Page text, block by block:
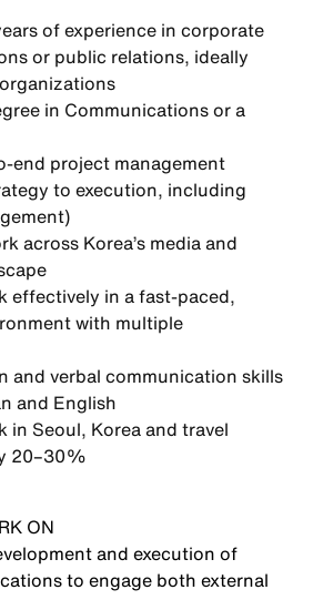
of experience in corporate
or public relations, ideally
in Communications or a
end project management
to execution, including
across Korea’s media and
effectively in a fast-paced,
with multiple
and verbal communication skills
and English
in Seoul, Korea and travel
20–30%
ON
and execution of
to engage both external